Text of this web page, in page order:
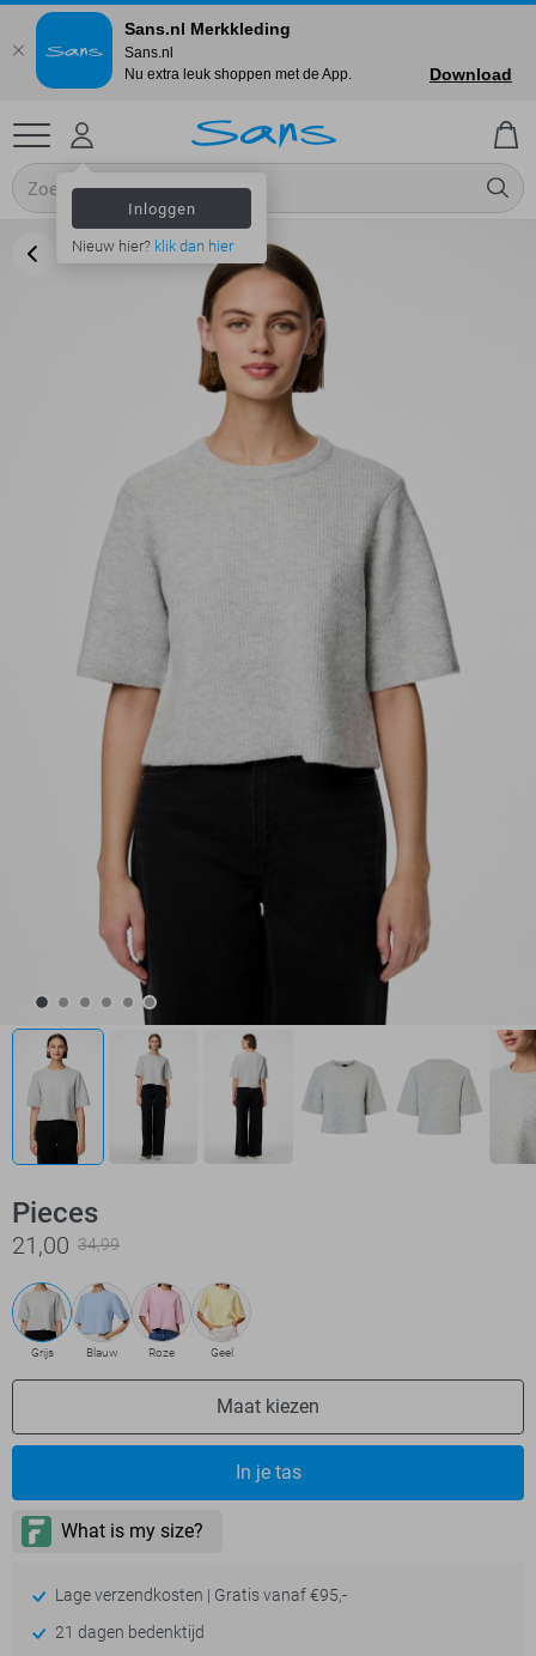
Inloggen
Nieuw hier? klik dan hier
Pieces
21,00 34,99
Grijs Blauw Roze Geel
Maat kiezen
In je tas
Lage verzendkosten | Gratis vanaf €95,-
21 dagen bedenktijd
Sans.nl Merkkleding
Sans.nl
Nu extra leuk shoppen met de App.
Download